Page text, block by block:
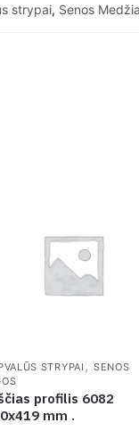
strypai, Senos
STRYPAI ,SENOS
profilis 6082
mm .